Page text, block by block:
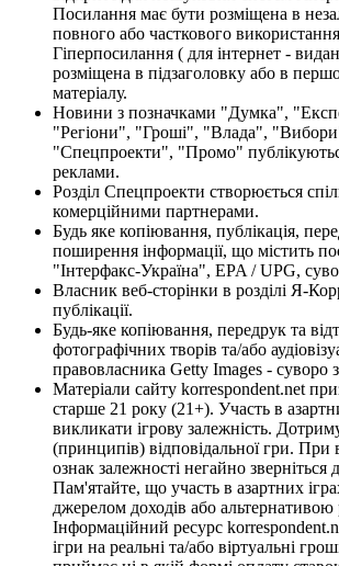
Посилання має бути розміщена в
повного або часткового використання
Гіперпосилання ( для інтернет -
розміщена в підзаголовку або в
матеріалу.
Новини з позначками "Думка",
"Регіони", "Гроші", "Влада",
"Спецпроекти", "Промо"
реклами.
Розділ Спецпроекти створюється
комерційними партнерами.
Будь яке копіювання, публікація,
поширення інформації, що містить
"Інтерфакс-Україна", EPA / UPG,
Власник веб-сторінки в розділі Я-
публікації.
Будь-яке копіювання, передрук та
фотографічних творів та/або
правовласника Getty Images - суворо
Матеріали сайту korrespondent.net
старше 21 року (21+). Участь в
викликати ігрову залежність.
(принципів) відповідальної гри.
ознак залежності негайно зверніться
Пам'ятайте, що участь в азартних
джерелом доходів або альтернативою
Інформаційний ресурс
ігри на реальні та/або віртуальні